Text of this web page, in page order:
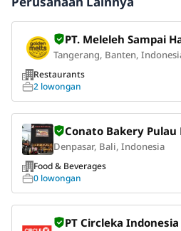
PT. Meleleh Sampai
Tangerang, Banten,
Restaurants
2 lowongan
Conato Bakery Pulau
Denpasar, Bali, Indonesia
Food & Beverages
0 lowongan
PT Circleka